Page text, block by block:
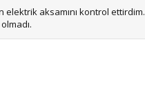
elektrik aksamını kontrol ettirdim.